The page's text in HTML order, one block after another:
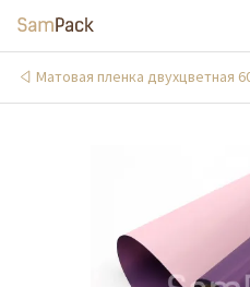
Матовая пленка двухцветная